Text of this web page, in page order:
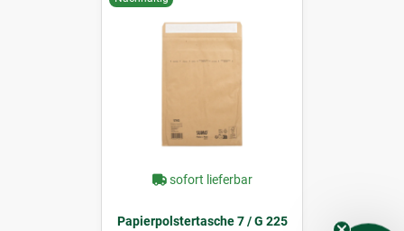
sofort lieferbar
Papierpolstertasche 7 / G 225